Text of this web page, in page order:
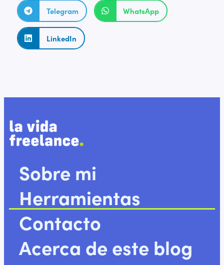
Telegram WhatsApp
LinkedIn
Sobre mi
Herramientas
Contacto
Acerca de este blog